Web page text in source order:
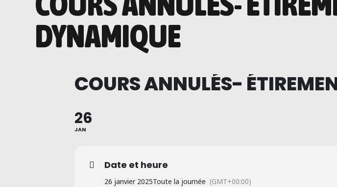
DYNAMIQUE
COURS ANNULÉS-
26
JAN
Date et heure
26 janvier 2025Toute la journée (GMT+00:00)